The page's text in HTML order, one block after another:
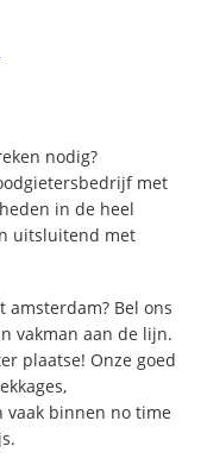
nodig?
met
in de heel
uitsluitend met
Bel ons
vakman aan de lijn.
plaatse! Onze goed
vaak binnen no time